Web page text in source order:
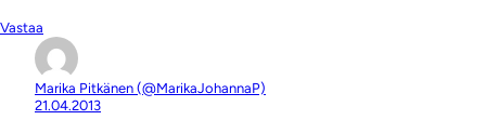
Vastaa
Marika Pitkänen (@MarikaJohannaP)
21.04.2013